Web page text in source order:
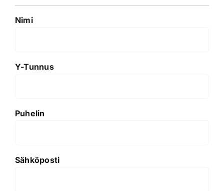
Nimi
Y-Tunnus
Puhelin
Sähköposti